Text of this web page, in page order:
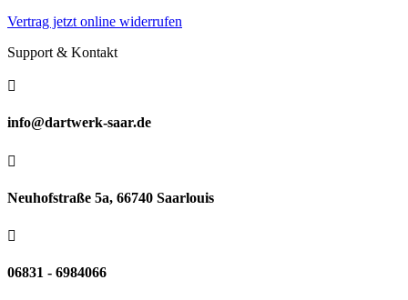
Vertrag jetzt online widerrufen
Support & Kontakt

info@dartwerk-saar.de

Neuhofstraße 5a, 66740 Saarlouis

06831 - 6984066